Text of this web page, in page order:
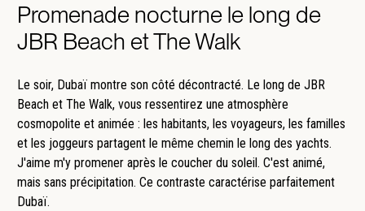
Promenade nocturne le long de
JBR Beach et The Walk
Le soir, Dubaï montre son côté décontracté. Le long de JBR
Beach et The Walk, vous ressentirez une atmosphère
cosmopolite et animée : les habitants, les voyageurs, les familles
et les joggeurs partagent le même chemin le long des yachts.
J'aime m'y promener après le coucher du soleil. C'est animé,
mais sans précipitation. Ce contraste caractérise parfaitement
Dubaï.